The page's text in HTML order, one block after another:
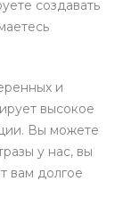
создавать
и
высокое
Вы можете
у нас, вы
вам долгое